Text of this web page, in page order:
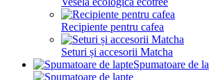
Recipiente pentru cafea
Seturi și accesorii Matcha
Spumatoare de